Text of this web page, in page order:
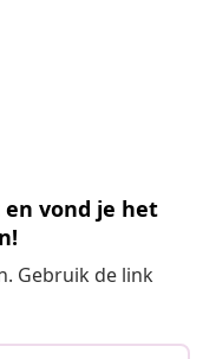
vond je het
Gebruik de link